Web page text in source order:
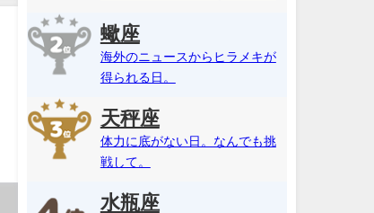
蠍座
海外のニュースからヒラメキが
得られる日。
天秤座
体力に底がない日。なんでも挑
戦して。
水瓶座